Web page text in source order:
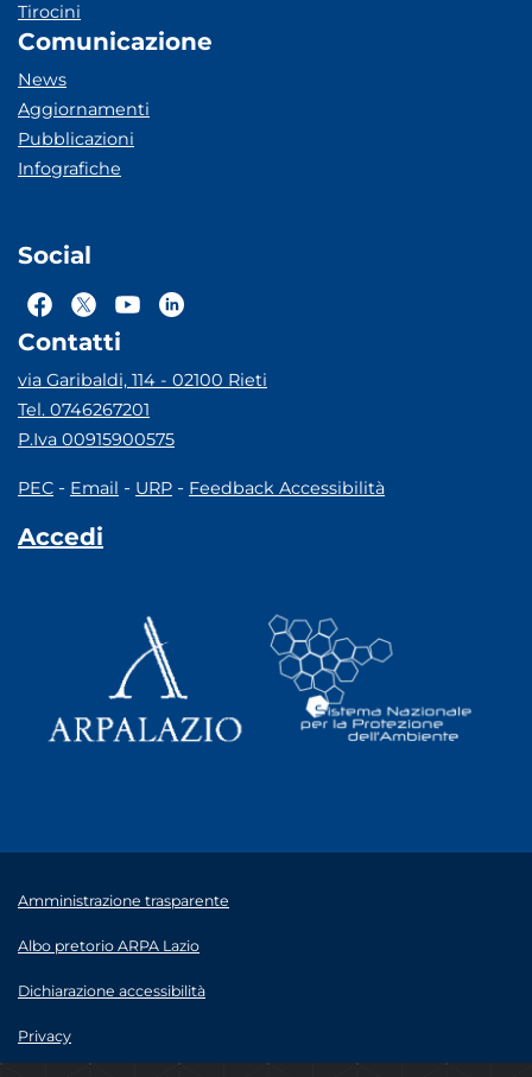
Tirocini
Comunicazione
News
Aggiornamenti
Pubblicazioni
Infografiche
Social
Contatti
via Garibaldi, 114 - 02100 Rieti
Tel. 0746267201
P.Iva 00915900575
PEC - Email - URP - Feedback Accessibilità
Accedi
Amministrazione trasparente
Albo pretorio ARPA Lazio
Dichiarazione accessibilità
Privacy